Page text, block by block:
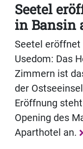
Seetel
in Bansin
Seetel eröffnet
Usedom: Das
Zimmern ist
der
Eröffnung
Opening des
Aparthotel an.